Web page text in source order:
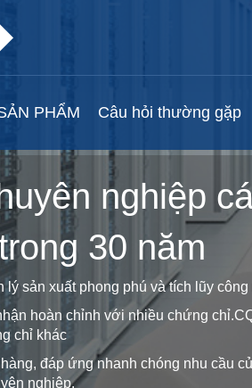
PHẨM Câu hỏi thường gặp
nghiệp
30 năm
lý sản xuất phong phú và tích lũy
hoàn chỉnh với nhiều chứng
chỉ khác
đáp ứng nhanh chóng nhu cầu
nghiệp.